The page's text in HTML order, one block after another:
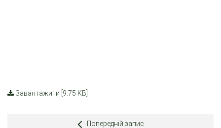
Завантажити [9.75 KB]
Попередній запис